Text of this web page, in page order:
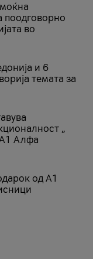
поодговорно
во
и 6
темата за
„
А1 Алфа
од А1